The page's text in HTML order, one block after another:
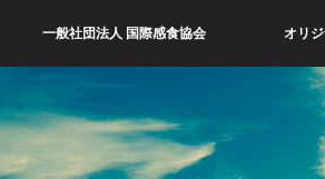
一般社団法人 国際感食協会 オリ